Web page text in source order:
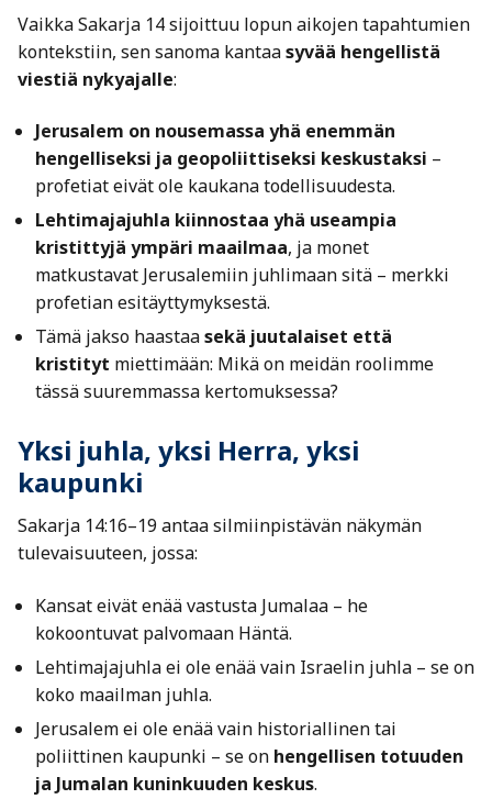
Vaikka Sakarja 14 sijoittuu lopun aikojen tapahtumien
kontekstiin, sen sanoma kantaasyvää hengellistä
viestiä nykyajalle:
Jerusalem on nousemassa yhä enemmän
hengelliseksi ja geopoliittiseksi keskustaksi –
profetiat eivät ole kaukana todellisuudesta.
Lehtimajajuhla kiinnostaa yhä useampia
kristittyjä ympäri maailmaa, ja monet
matkustavat Jerusalemiin juhlimaan sitä – merkki
profetian esitäyttymyksestä.
Tämä jakso haastaasekä juutalaiset että
kristityt miettimään: Mikä on meidän roolimme
tässä suuremmassa kertomuksessa?
Yksi juhla, yksi Herra, yksi
kaupunki
Sakarja 14:16–19 antaa silmiinpistävän näkymän
tulevaisuuteen, jossa:
Kansat eivät enää vastusta Jumalaa – he
kokoontuvat palvomaan Häntä.
Lehtimajajuhla ei ole enää vain Israelin juhla – se on
koko maailman juhla.
Jerusalem ei ole enää vain historiallinen tai
poliittinen kaupunki – se on hengellisen totuuden
ja Jumalan kuninkuuden keskus.